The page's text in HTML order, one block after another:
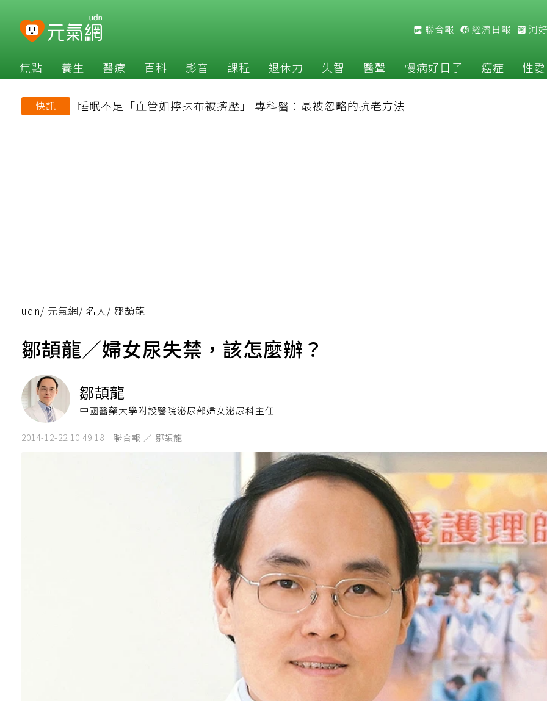
聯合報 經濟日報 河
焦點 養生 醫療 百科 影音 課程 退休力 失智 醫聲 慢病好日子 癌症 性愛
快訊 睡眠不足「血管如擰抹布被擠壓」 專科醫：最被忽略的抗老方法
udn/ 元氣網/ 名人/ 鄒頡龍
鄒頡龍／婦女尿失禁，該怎麼辦？
鄒頡龍
中國醫藥大學附設醫院泌尿部婦女泌尿科主任
2014-12-22 10:49:18 聯合報 ／ 鄒頡龍